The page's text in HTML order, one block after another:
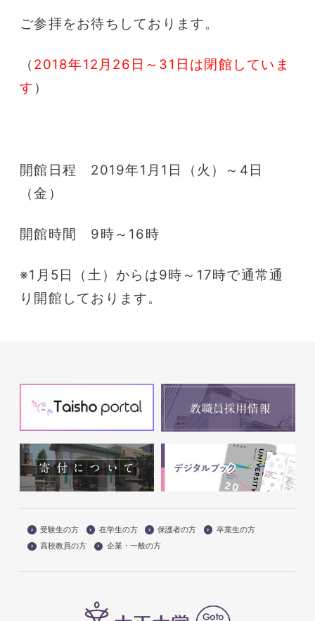
ご参拝をお待ちしております。
（ 2018年12月26日～31日は閉館していま
す ）
開館日程 2019年1月1日（火）～4日
（金）
開館時間 9時～16時
※1月5日（土）からは9時～17時で通常通
り開館しております。
受験生の方 在学生の方 保護者の方
卒業生の方
高校教員の方
企業・一般の方